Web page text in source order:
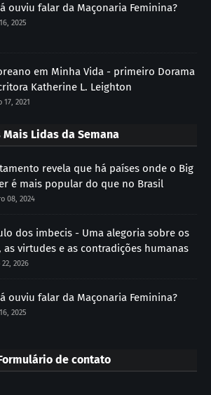
ouviu falar da Maçonaria Feminina?
2025
em Minha Vida - primeiro Dorama
Katherine L. Leighton
17, 2021
Mais Lidas da Semana
revela que há países onde o Big
é mais popular do que no Brasil
08, 2024
dos imbecis - Uma alegoria sobre os
as virtudes e as contradições humanas
2026
ouviu falar da Maçonaria Feminina?
2025
de contato